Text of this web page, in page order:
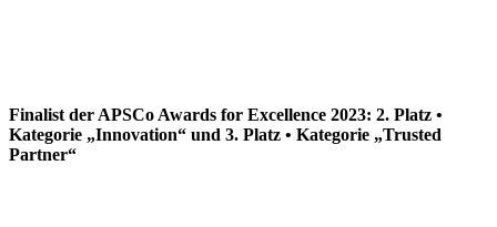
Finalist der APSCo Awards for Excellence 2023: 2. Platz •
Kategorie „Innovation“ und 3. Platz • Kategorie „Trusted
Partner“